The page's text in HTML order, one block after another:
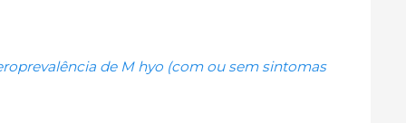
de M hyo (com ou sem sintomas